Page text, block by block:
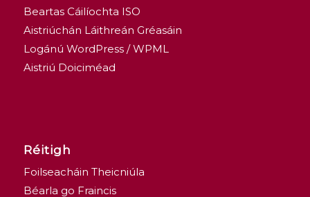
Beartas Cáilíochta ISO
Aistriúchán Láithreán Gréasáin
Logánú WordPress / WPML
Aistriú Doiciméad
Réitigh
Foilseacháin Theicniúla
Béarla go Fraincis